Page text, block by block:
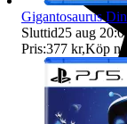
Gigantosaurus
Sluttid25 aug 20:01
Pris:377 kr,Köp nu